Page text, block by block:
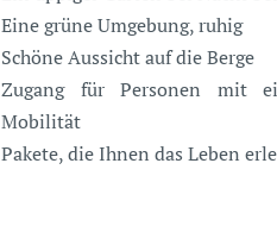
Eine grüne Umgebung, ruhig
Schöne Aussicht auf die Berge
Zugang für Personen mit
Mobilität
Pakete, die Ihnen das Leben